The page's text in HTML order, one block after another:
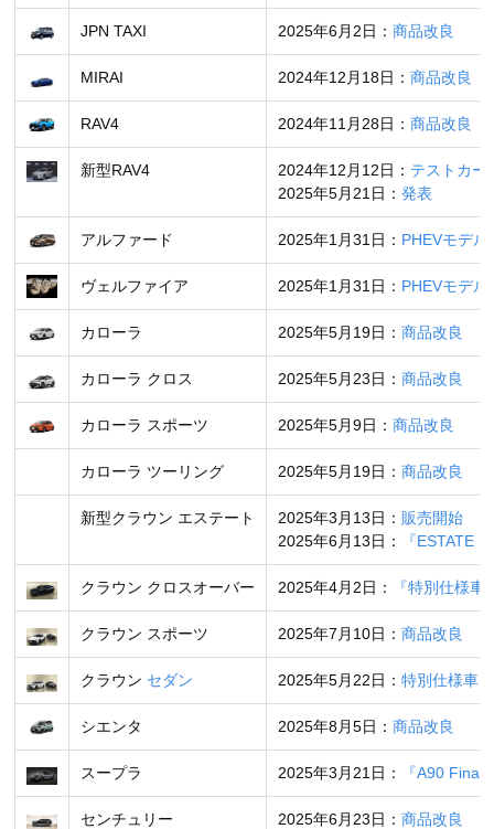
JPN TAXI 2025年6月2日： 商品改良
MIRAI 2024年12月18日： 商品改良
RAV4 2024年11月28日： 商品改良
新型RAV4 2024年12月12日： テストカー
2025年5月21日： 発表
アルファード 2025年1月31日： PHEVモデル
ヴェルファイア 2025年1月31日： PHEVモデル
カローラ 2025年5月19日： 商品改良
カローラ クロス 2025年5月23日： 商品改良
カローラ スポーツ 2025年5月9日： 商品改良
カローラ ツーリング 2025年5月19日： 商品改良
新型クラウン エステート 2025年3月13日： 販売開始
2025年6月13日：
『ESTATE
クラウン クロスオーバー 2025年4月2日： 『特別仕様車
クラウン スポーツ 2025年7月10日： 商品改良
クラウン セダン 2025年5月22日： 特別仕様車
シエンタ 2025年8月5日： 商品改良
スープラ 2025年3月21日： 『A90 Final
センチュリー 2025年6月23日： 商品改良